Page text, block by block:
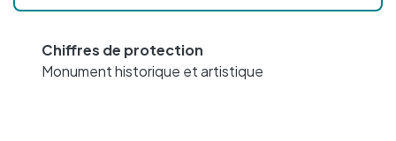
Chiffres de protection
Monument historique et artistique